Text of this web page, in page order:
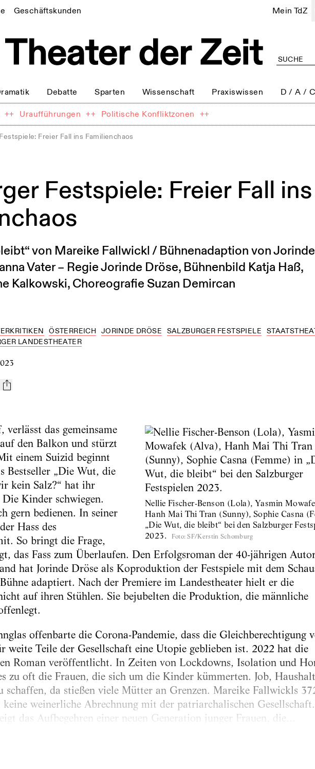
Geschäftskunden Mein TdZ
Debatte Sparten Wissenschaft Praxiswissen D / A /
++ Uraufführungen ++ Politische Konfliktzonen ++
Freier Fall ins Familienchaos
Festspiele: Freier Fall ins
von Mareike Fallwickl / Bühnenadaption von Jorinde
Vater – Regie Jorinde Dröse, Bühnenbild Katja Haß,
Kalkowski, Choreografie Suzan Demircan
ÖSTERREICH JORINDE DRÖSE SALZBURGER FESTSPIELE
LANDESTHEATER
Nellie Fischer-Benson (Lola), Yasmin
Hanh Mai Thi Tran (Sunny), Sophie Casna
„Die Wut, die bleibt“ bei den Salzburger
2023.
Foto: SF/Kerstin Schomburg
verlässt das gemeinsame
den Balkon und stürzt
einem Suizid beginnt
Bestseller „Die Wut, die
kein Salz?“ hat ihr
Kinder schwiegen.
gern bedienen. In seiner
Hass des
So bringt die Frage,
das Fass zum Überlaufen. Den Erfolgsroman der 40-jährigen
hat Jorinde Dröse als Koproduktion der Festspiele mit dem
adaptiert. Nach der Premiere im Landestheater hielt er die
auf ihren Stühlen. Sie bejubelten die Produktion, die männliche
offenbarte die Corona-Pandemie, dass die Gleichberechtigung
weite Teile der Gesellschaft eine Utopie geblieben ist. 2022 hat die
Roman veröffentlicht. In Zeiten von Lockdowns, Isolation und
zu oft die Frauen, die sich um die Kinder kümmerten. Job,
schaffen, da stießen viele Mütter an Grenzen. Mareike Fallwickls
weinerliche Abrechnung mit der patriarchalischen
das Aufbegehren einer neuen Generation junger Frauen, die...